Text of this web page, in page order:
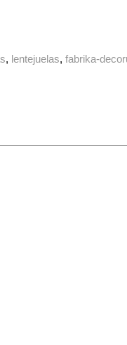
lentejuelas fabrika-